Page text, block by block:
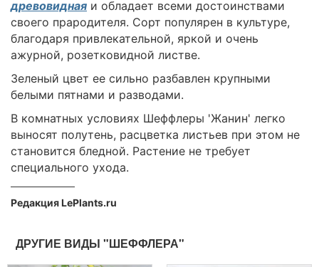
древовидная и обладает всеми достоинствами
своего прародителя. Сорт популярен в культуре,
благодаря привлекательной, яркой и очень
ажурной, розетковидной листве.
Зеленый цвет ее сильно разбавлен крупными
белыми пятнами и разводами.
В комнатных условиях Шеффлеры 'Жанин' легко
выносят полутень, расцветка листьев при этом не
становится бледной. Растение не требует
специального ухода.
Редакция LePlants.ru
ДРУГИЕ ВИДЫ "ШЕФФЛЕРА"